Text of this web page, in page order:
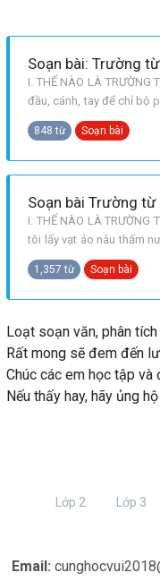
Soạn bài: Trường
I. THẾ NÀO LÀ TRƯỜNG
đầu, cánh, tay để chỉ bộ
nghĩa Đặc điểm của
848 từ Soạn bài
Soạn bài Trường từ
I. THẾ NÀO LÀ TRƯỜNG
tôi lấy vạt áo nâu thấm
xơ xác quá như cô tôi
1,357 từ Soạn bài
Loạt soạn văn, phân
Rất mong sẽ đem đến
Chúc các em học tập
Nếu thấy hay, hãy ủng
Lớp 2 Lớp 3
Email: